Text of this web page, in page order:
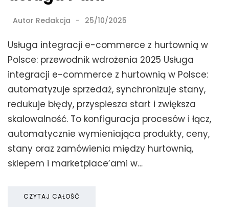
Autor Redakcja 25/10/2025
Usługa integracji e-commerce z hurtownią w
Polsce: przewodnik wdrożenia 2025 Usługa
integracji e-commerce z hurtownią w Polsce:
automatyzuje sprzedaż, synchronizuje stany,
redukuje błędy, przyspiesza start i zwiększa
skalowalność. To konfiguracja procesów i łącz,
automatycznie wymieniająca produkty, ceny,
stany oraz zamówienia między hurtownią,
sklepem i marketplace’ami w…
CZYTAJ CAŁOŚĆ